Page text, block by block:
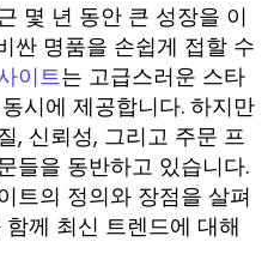
몇 년 동안 큰 성장을 이
싼 명품을 손쉽게 접할 수
이트는 고급스러운 스타
시에 제공합니다. 하지만
, 신뢰성, 그리고 주문 프
들을 동반하고 있습니다.
트의 정의와 장점을 살펴
께 최신 트렌드에 대해